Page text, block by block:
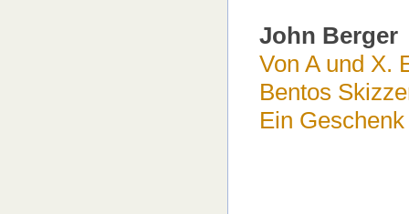
John Berger
Von A und X.
Bentos
Ein